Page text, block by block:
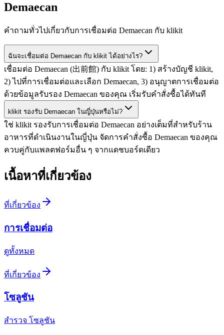
Demaecan
คำถามทั่วไปเกี่ยวกับการเชื่อมต่อ Demaecan กับ klikit
ฉันจะเชื่อมต่อ Demaecan กับ klikit ได้อย่างไร?
เชื่อมต่อ Demaecan (出前館) กับ klikit โดย: 1) สร้างบัญชี klikit,
2) ไปที่การเชื่อมต่อและเลือก Demaecan, 3) อนุญาตการเชื่อมต่อ
ด้วยข้อมูลรับรอง Demaecan ของคุณ เริ่มรับคำสั่งซื้อได้ทันที
klikit รองรับ Demaecan ในญี่ปุ่นหรือไม่?
ใช่ klikit รองรับการเชื่อมต่อ Demaecan อย่างเต็มที่สำหรับร้าน
อาหารที่ดำเนินงานในญี่ปุ่น จัดการคำสั่งซื้อ Demaecan ของคุณ
ควบคู่กับแพลตฟอร์มอื่น ๆ จากแดชบอร์ดเดียว
เนื้อหาที่เกี่ยวข้อง
ที่เกี่ยวข้อง
การเชื่อมต่อ
ดูทั้งหมด
ที่เกี่ยวข้อง
โซลูชัน
สำรวจ โซลูชัน